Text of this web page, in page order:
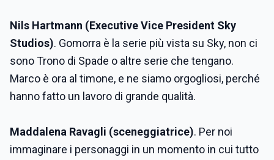
Nils Hartmann (Executive Vice President Sky
Studios). Gomorra è la serie più vista su Sky, non ci
sono Trono di Spade o altre serie che tengano.
Marco è ora al timone, e ne siamo orgogliosi, perché
hanno fatto un lavoro di grande qualità.
Maddalena Ravagli (sceneggiatrice). Per noi
immaginare i personaggi in un momento in cui tutto